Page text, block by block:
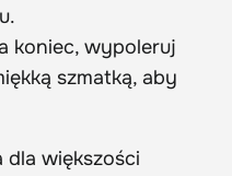
koniec, wypoleruj
szmatką, aby
dla większości